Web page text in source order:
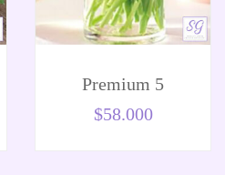
Premium 5
$58.000